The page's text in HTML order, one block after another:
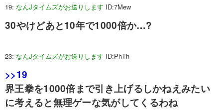
19: なんJタイムズがお送りします ID:7Mew
30やけどあと10年で1000倍か…?
23: なんJタイムズがお送りします ID:PhTh
>>19
界王拳を1000倍まで引き上げるしかねえみたい
に考えると無理ゲーな気がしてくるわね